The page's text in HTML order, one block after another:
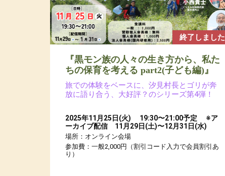
終了しました
『黒モン族の人々の生き方から、私た
ちの保育を考える part2(子ども編)』
旅での体験をベースに、汐見村長とゴリが奔
放に語り合う、大好評？のシリーズ第4弾！
2025年11月25日(火) 19:30〜21:00予定 ※ア
ーカイブ配信 11月29日(土)〜12月31日(水)
場所：オンライン会場
参加費：一般2,000円（割引コード入力で会員割引あ
り）